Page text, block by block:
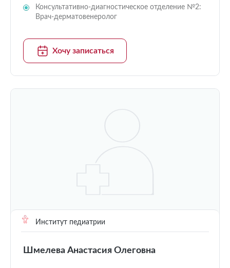
Консультативно-диагностическое отделение №2:
Врач-дерматовенеролог
Хочу записаться
Институт педиатрии
Шмелева Анастасия Олеговна